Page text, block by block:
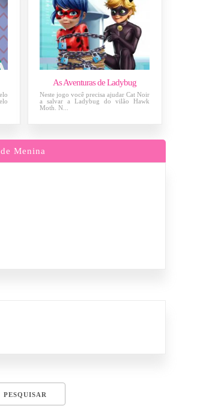
As Aventuras de Ladybug
Neste jogo você precisa ajudar Cat Noir
a salvar a Ladybug do vilão Hawk
Moth. N...
Menina